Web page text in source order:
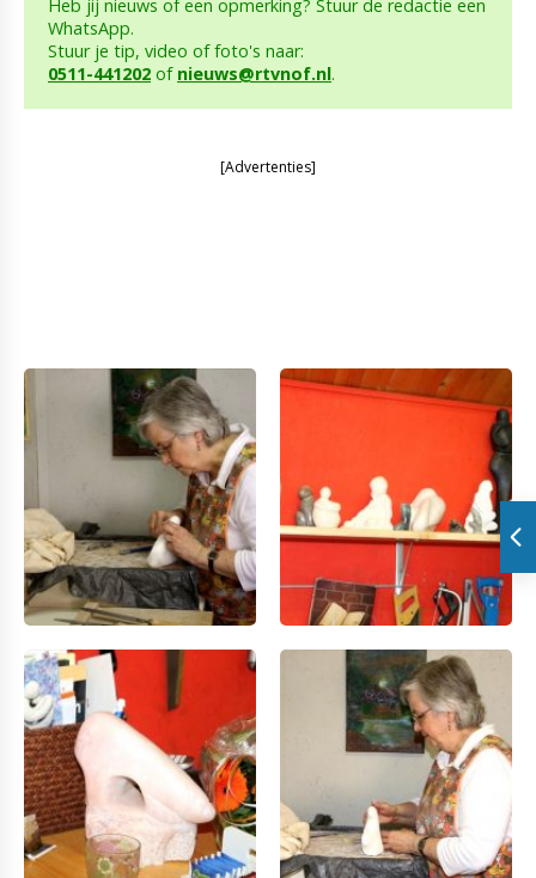
Heb jij nieuws of een opmerking? Stuur de redactie een
WhatsApp.
Stuur je tip, video of foto's naar:
0511-441202 of nieuws@rtvnof.nl.
[Advertenties]